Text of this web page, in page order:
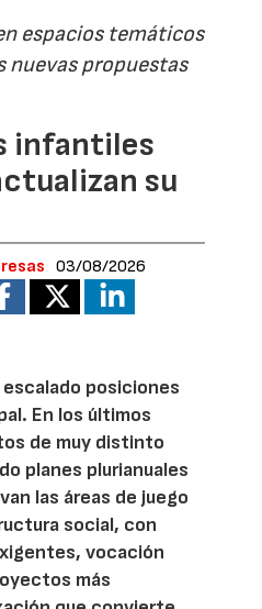
espacios temáticos
nuevas propuestas
infantiles
su
03/08/2026
posiciones
En los últimos
de muy distinto
planes plurianuales
las áreas de juego
social, con
vocación
más